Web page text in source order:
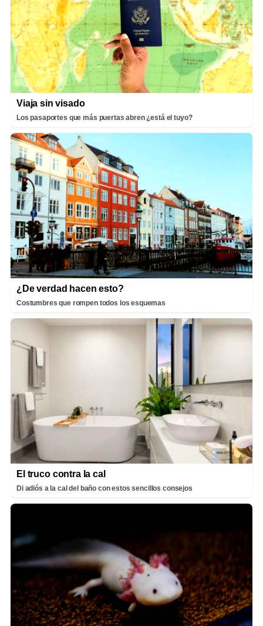
Viaja sin visado
Los pasaportes que más puertas abren ¿está el tuyo?
¿De verdad hacen esto?
Costumbres que rompen todos los esquemas
El truco contra la cal
Di adiós a la cal del baño con estos sencillos consejos